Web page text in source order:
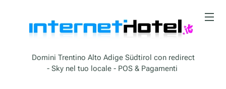
Domini Trentino Alto Adige Südtirol con redirect
- Sky nel tuo locale - POS & Pagamenti